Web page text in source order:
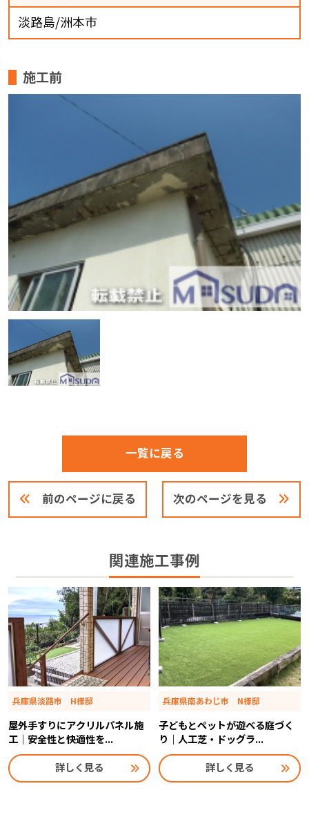
淡路島/洲本市
施工前
前のページに戻る
一覧に戻る
次のページを見る
関連施工事例
兵庫県淡路市 H様邸
屋外手すりにアクリルパネル施
工｜安全性と快適性を...
詳しく見る
兵庫県南あわじ市 N様邸
子どもとペットが遊べる庭づく
り｜人工芝・ドッグラ...
詳しく見る